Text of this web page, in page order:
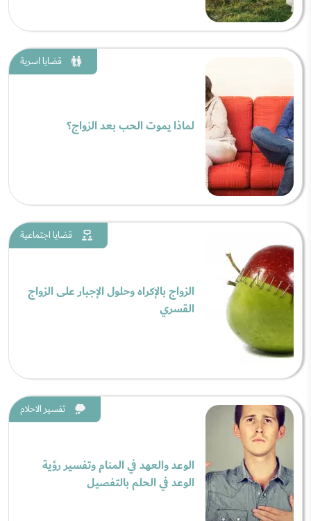
قضايا اسرية
لماذا يموت الحب بعد الزواج؟
قضايا اجتماعية
الزواج بالإكراه وحلول الإجبار على الزواج
القسري
تفسير الاحلام
الوعد والعهد في المنام وتفسير رؤية
الوعد في الحلم بالتفصيل